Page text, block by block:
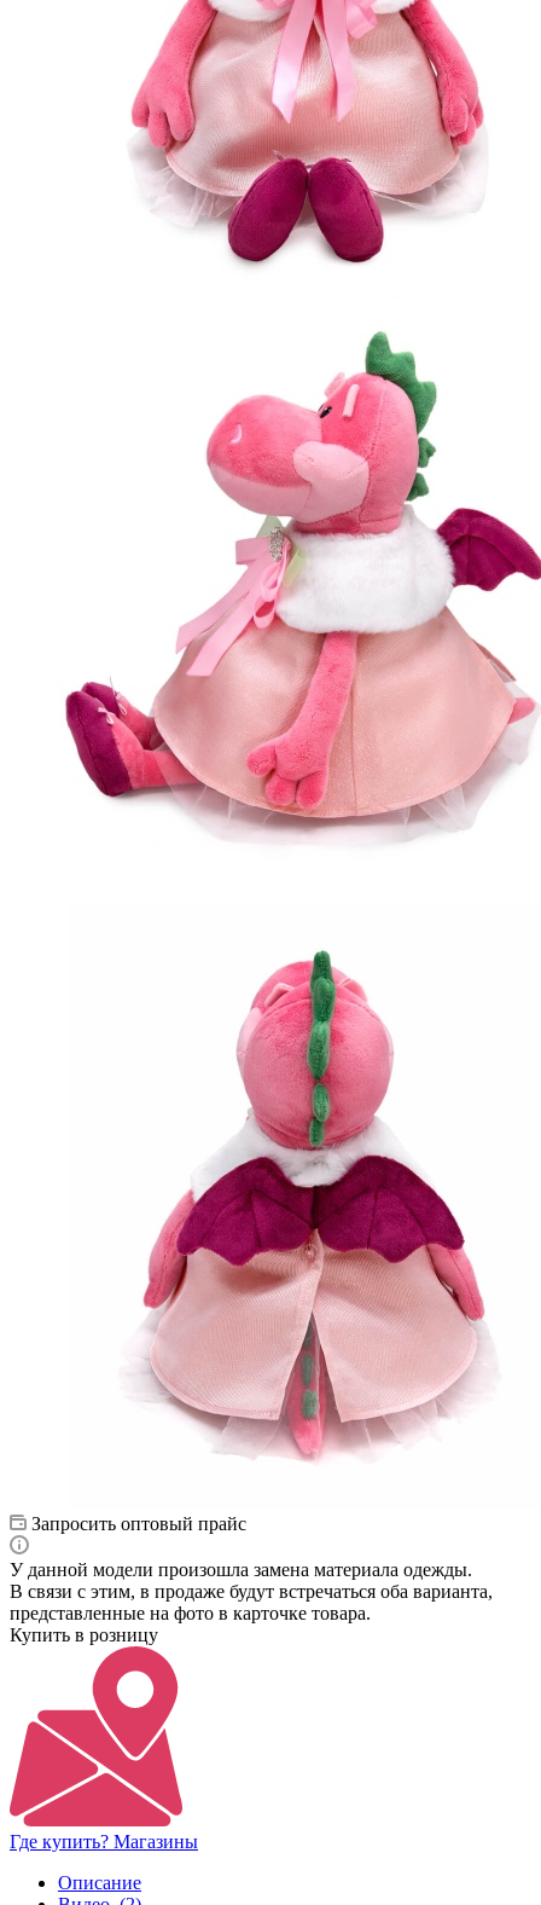
Запросить оптовый прайс
У данной модели произошла замена материала одежды.
В связи с этим, в продаже будут встречаться оба варианта,
представленные на фото в карточке товара.
Купить в розницу
Где купить? Магазины
Описание